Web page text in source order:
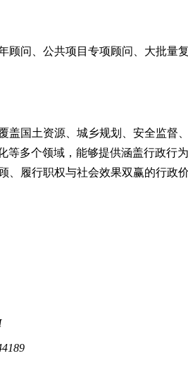
顾问、公共项目专项顾问、大批
盖国土资源、城乡规划、安全监
等多个领域，能够提供涵盖行政
履行职权与社会效果双赢的行政价